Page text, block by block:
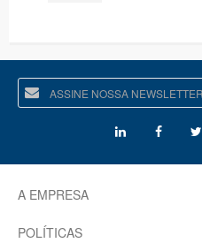
A EMPRESA
POLÍTICAS